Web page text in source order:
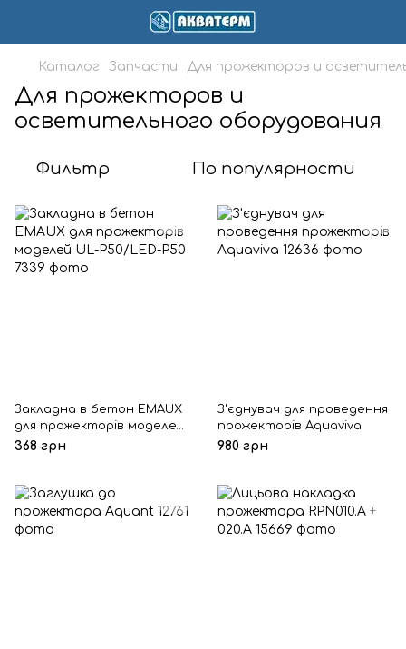
Каталог Запчасти Для прожекторов и
Для прожекторов и
осветительного оборудования
Фильтр По популярности
Закладна в бетон EMAUX
для прожекторів моделей
UL-P50/LED-P50
368 грн
З'єднувач для проведення
прожекторів Aquaviva
980 грн